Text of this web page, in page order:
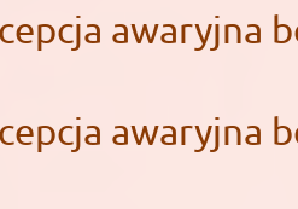
awaryjna
awaryjna